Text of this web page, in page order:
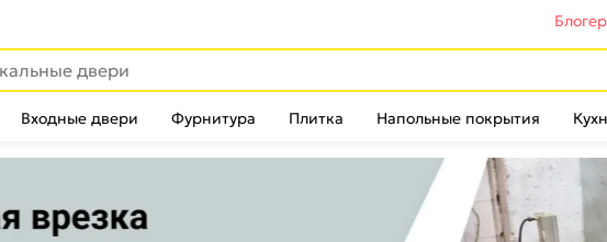
Входные двери Фурнитура Плитка Напольные покрытия